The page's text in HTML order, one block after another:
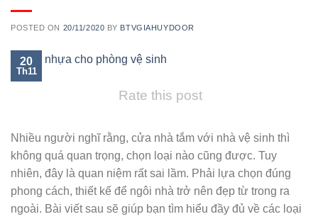
POSTED ON 20/11/2020 BY BTVGIAHUYDOOR
20
Th11
Rate this post
Nhiều người nghĩ rằng, cửa nhà tắm với nhà vệ sinh thì
không quá quan trọng, chọn loại nào cũng được. Tuy
nhiên, đây là quan niệm rất sai lầm. Phải lựa chọn đúng
phong cách, thiết kế để ngôi nhà trở nên đẹp từ trong ra
ngoài. Bài viết sau sẽ giúp bạn tìm hiểu đầy đủ về các loại